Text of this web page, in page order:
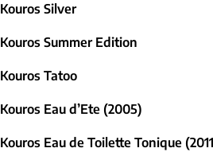
Kouros Silver
Kouros Summer Edition
Kouros Tatoo
Kouros Eau d’Ete (2005)
Kouros Eau de Toilette Tonique